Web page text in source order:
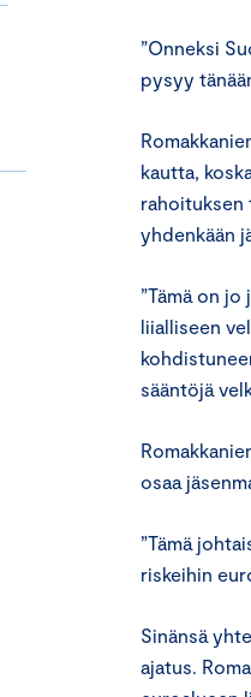
”Onneksi
pysyy
kautta,
rahoituksen
yhdenkään
”Tämä on
liialliseen
sääntöjä
osaa
”Tämä
riskeihin
Sinänsä
ajatus.